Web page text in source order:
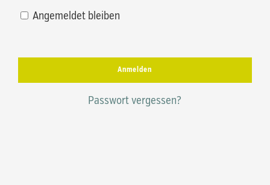
Angemeldet bleiben
Anmelden
Passwort vergessen?